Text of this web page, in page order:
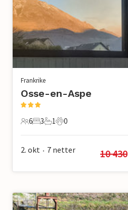
Frankrike
Osse-en-Aspe
6 Gjester
6
3 Soverom
3
1 Bad
1
0 Kjæledyr
0
2. okt • 7 netter 10 430